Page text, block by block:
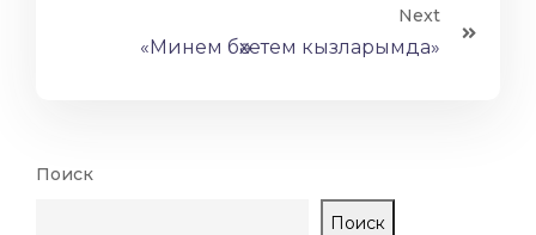
Next
«Минем бәхетем кызларымда»
Поиск
Поиск